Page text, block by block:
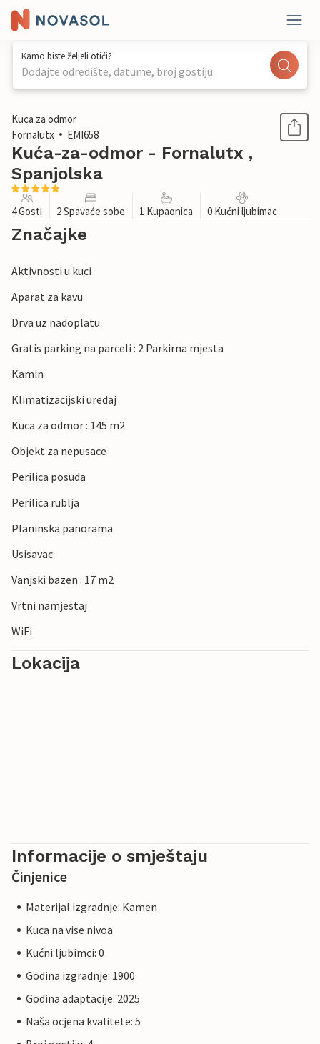
Kamo biste željeli otići?
Dodajte odredište, datume, broj gostiju
1 / 28
Kuca za odmor
Fornalutx
EMI658
Kuća-za-odmor - Fornalutx ,
Spanjolska
4 Gosti 2 Spavaće sobe 1 Kupaonica 0 Kućni ljubimac
Značajke
Aktivnosti u kuci
Aparat za kavu
Drva uz nadoplatu
Gratis parking na parceli : 2 Parkirna mjesta
Kamin
Klimatizacijski uredaj
Kuca za odmor : 145 m2
Objekt za nepusace
Perilica posuda
Perilica rublja
Planinska panorama
Usisavac
Vanjski bazen : 17 m2
Vrtni namjestaj
WiFi
Lokacija
Informacije o smještaju
Činjenice
Materijal izgradnje: Kamen
Kuca na vise nivoa
Kućni ljubimci: 0
Godina izgradnje: 1900
Godina adaptacije: 2025
Naša ocjena kvalitete: 5